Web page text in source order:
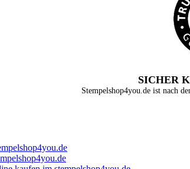
SICHER
Stempelshop4you.de ist nach